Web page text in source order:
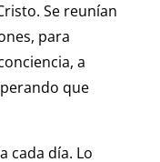
Se reunían
para
a
que
cada día. Lo